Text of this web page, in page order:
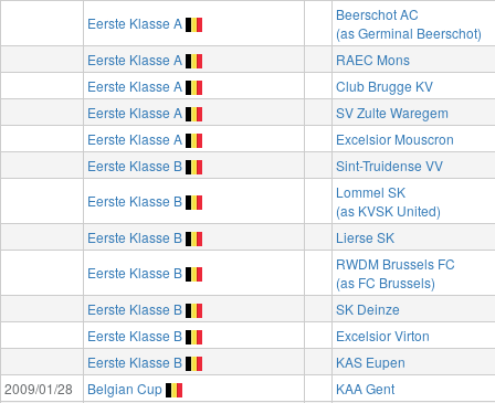
Eerste Klasse A
Beerschot AC
(as Germinal Beerschot)
Eerste Klasse A
RAEC Mons
Eerste Klasse A
Club Brugge KV
Eerste Klasse A
SV Zulte Waregem
Eerste Klasse A
Excelsior Mouscron
Eerste Klasse B
Sint-Truidense VV
Eerste Klasse B
Lommel SK
(as KVSK United)
Eerste Klasse B
Lierse SK
Eerste Klasse B
RWDM Brussels FC
(as FC Brussels)
Eerste Klasse B
SK Deinze
Eerste Klasse B
Excelsior Virton
Eerste Klasse B
KAS Eupen
2009/01/28
Belgian Cup
KAA Gent